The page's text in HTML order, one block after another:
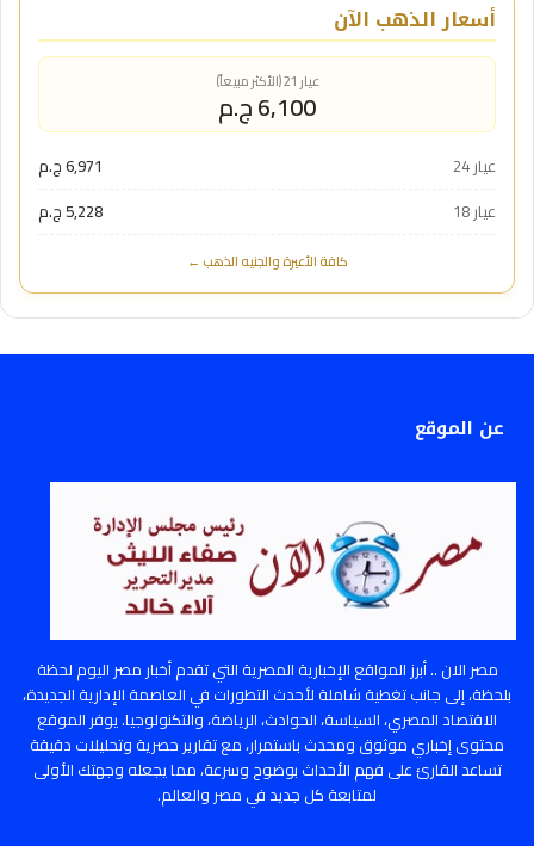
أسعار الذهب الآن
عيار 21 (الأكثر مبيعاً)
6,100 ج.م
عيار 24
6,971 ج.م
عيار 18
5,228 ج.م
كافة الأعيرة والجنيه الذهب ←
عن الموقع
مصر الان .. أبرز المواقع الإخبارية المصرية التي تقدم أخبار مصر اليوم لحظة
بلحظة، إلى جانب تغطية شاملة لأحدث التطورات في العاصمة الإدارية الجديدة،
الاقتصاد المصري، السياسة، الحوادث، الرياضة، والتكنولوجيا. يوفر الموقع
محتوى إخباري موثوق ومحدث باستمرار، مع تقارير حصرية وتحليلات دقيقة
تساعد القارئ على فهم الأحداث بوضوح وسرعة، مما يجعله وجهتك الأولى
لمتابعة كل جديد في مصر والعالم.